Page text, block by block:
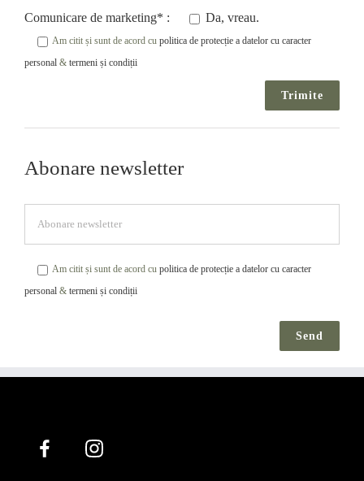
Comunicare de marketing* : Da, vreau.
Am citit și sunt de acord cu politica de protecție a datelor cu caracter
personal & termeni și condiții
Abonare newsletter
Am citit și sunt de acord cu politica de protecție a datelor cu caracter
personal & termeni și condiții